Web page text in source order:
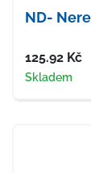
ND-
Cena
125.92 Kč
Dostupnost
Skladem